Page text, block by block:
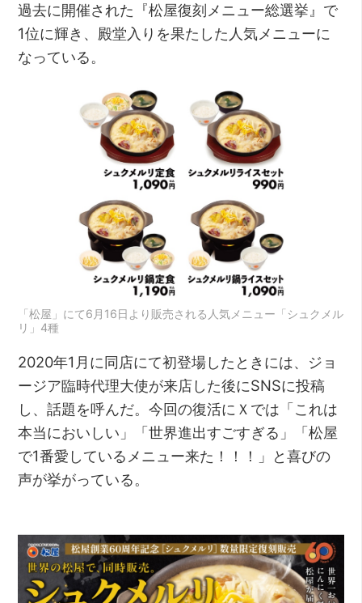
過去に開催された『松屋復刻メニュー総選挙』で
1位に輝き、殿堂入りを果たした人気メニューに
なっている。
「松屋」にて6月16日より販売される人気メニュー「シュクメル
リ」4種
2020年1月に同店にて初登場したときには、ジョ
ージア臨時代理大使が来店した後にSNSに投稿
し、話題を呼んだ。今回の復活にＸでは「これは
本当においしい」「世界進出すごすぎる」「松屋
で1番愛しているメニュー来た！！！」と喜びの
声が挙がっている。